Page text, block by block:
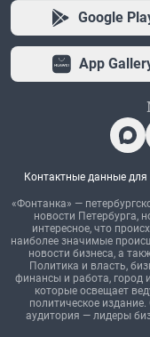
Google
App
Контактные данные
«Фонтанка» —
новости Петербурга,
интересное, что
наиболее значимые
новости бизнеса, а
Политика и власть,
финансы и работа, город
которые освещает
политическое
аудитория — лидеры